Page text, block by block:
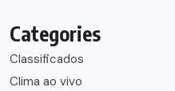
Categories
Classificados
Clima ao vivo